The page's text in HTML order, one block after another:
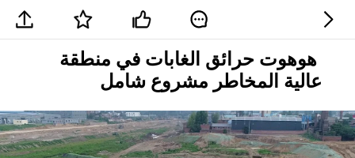
هوهوت حرائق الغابات في منطقة
عالية المخاطر مشروع شامل